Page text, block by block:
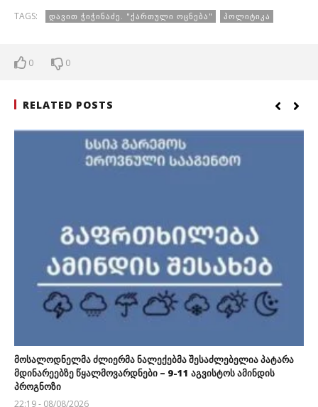
TAGS: ᲓᲐᲕᲘᲗ ᲭᲘᲭᲘᲜᲐᲫᲔ. "ᲥᲐᲠᲗᲣᲚᲘ ᲝᲪᲜᲔᲑᲐ" ᲞᲝᲚᲘᲢᲘᲙᲐ
0 0
RELATED POSTS
მოსალოდნელმა ძლიერმა ნალექებმა შესაძლებელია პატარა
მდინარეებზე წყალმოვარდნები – 9-11 აგვისტოს ამინდის
პროგნოზი
22:19 - 08/08/2026